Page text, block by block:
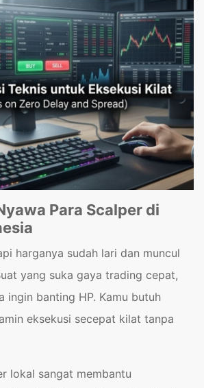
Para Scalper di
harganya sudah lari dan muncul
yang suka gaya trading cepat,
ingin banting HP. Kamu butuh
eksekusi secepat kilat tanpa
lokal sangat membantu